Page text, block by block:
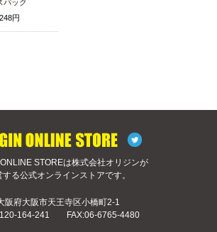
パック
248円
STOREは株式会社オリジンが
する公式オンラインストアです。
阪府大阪市天王寺区小橋町2-1
164-241 FAX:06-6765-4480